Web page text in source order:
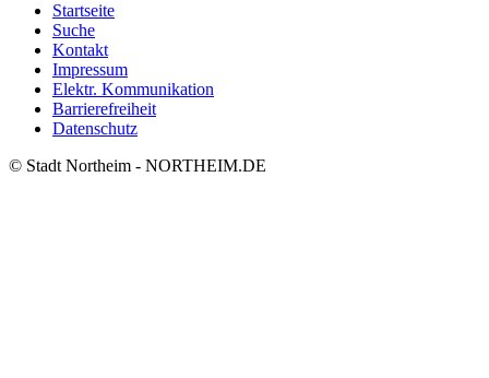
Startseite
Suche
Kontakt
Impressum
Elektr. Kommunikation
Barrierefreiheit
Datenschutz
© Stadt Northeim - NORTHEIM.DE